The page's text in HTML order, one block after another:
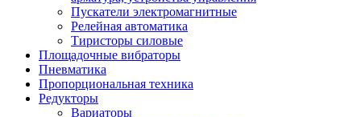
Пускатели электромагнитные
Релейная автоматика
Тиристоры силовые
Площадочные вибраторы
Пневматика
Пропорциональная техника
Редукторы
Вариаторы